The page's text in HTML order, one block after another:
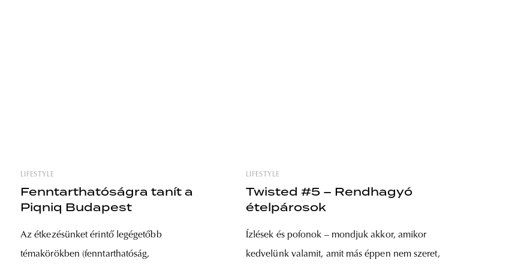
LIFESTYLE
Fenntarthatóságra tanít a
Piqniq Budapest
Az étkezésünket érintő legégetőbb
témakörökben (fenntarthatóság,
LIFESTYLE
Twisted #5 – Rendhagyó
ételpárosok
Ízlések és pofonok – mondjuk akkor, amikor
kedvelünk valamit, amit más éppen nem szeret,